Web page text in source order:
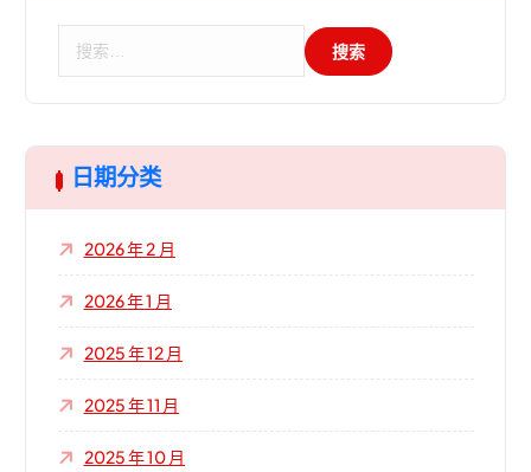
日期分类
2026 年 2 月
2026 年 1 月
2025 年 12 月
2025 年 11 月
2025 年 10 月